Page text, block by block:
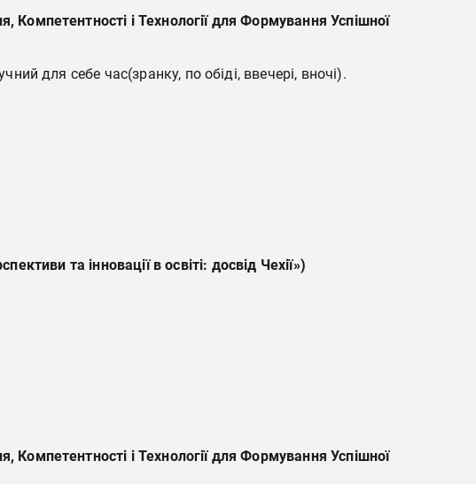
і Технології для Формування Успішної
для себе час(зранку, по обіді, ввечері, вночі).
та інновації в освіті: досвід Чехії»)
і Технології для Формування Успішної